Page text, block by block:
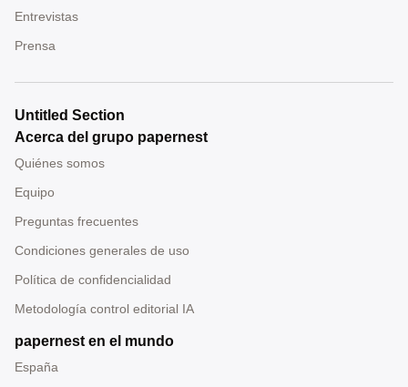
Entrevistas
Prensa
Untitled Section
Acerca del grupo papernest
Quiénes somos
Equipo
Preguntas frecuentes
Condiciones generales de uso
Política de confidencialidad
Metodología control editorial IA
papernest en el mundo
España